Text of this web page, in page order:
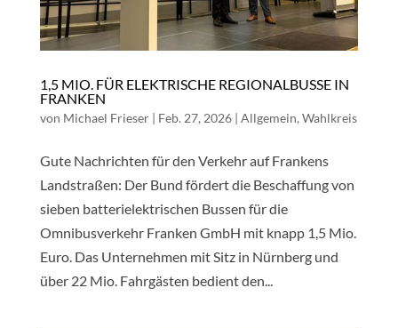
1,5 MIO. FÜR ELEKTRISCHE REGIONALBUSSE IN
FRANKEN
von Michael Frieser| Feb. 27, 2026| Allgemein, Wahlkreis
Gute Nachrichten für den Verkehr auf Frankens
Landstraßen: Der Bund fördert die Beschaffung von
sieben batterielektrischen Bussen für die
Omnibusverkehr Franken GmbH mit knapp 1,5 Mio.
Euro. Das Unternehmen mit Sitz in Nürnberg und
über 22 Mio. Fahrgästen bedient den...